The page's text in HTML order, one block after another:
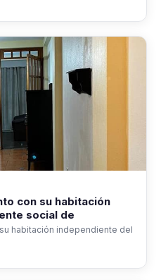
con su habitación
social de
habitación independiente del